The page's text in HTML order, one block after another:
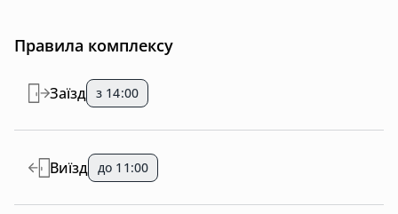
Правила комплексу
Заїзд з 14:00
Виїзд до 11:00